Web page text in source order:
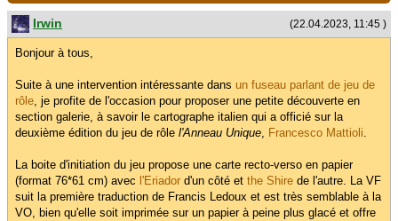
(22.04.2023, 11:45 )
Irwin
Bonjour à tous,
Suite à une intervention intéressante dans un fuseau parlant de jeu de
rôle, je profite de l'occasion pour proposer une petite découverte en
section galerie, à savoir le cartographe italien qui a officié sur la
deuxième édition du jeu de rôle l'Anneau Unique, Francesco Mattioli.
La boite d'initiation du jeu propose une carte recto-verso en papier
(format 76*61 cm) avec l'Eriador d'un côté et the Shire de l'autre. La VF
suit la première traduction de Francis Ledoux et est très semblable à la
VO, bien qu'elle soit imprimée sur un papier à peine plus glacé et offre